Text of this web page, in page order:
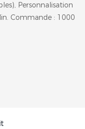
Personnalisation
Commande : 1000